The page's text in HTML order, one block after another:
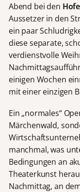
Abend bei den
Aussetzer in den
ein paar
diese separate,
verdienstvolle
einigen Wochen
mit einer einzigen
Ein „normales“
Märchenwald,
manchmal, was
Bedingungen an
Theaterkunst
Nachmittag, an